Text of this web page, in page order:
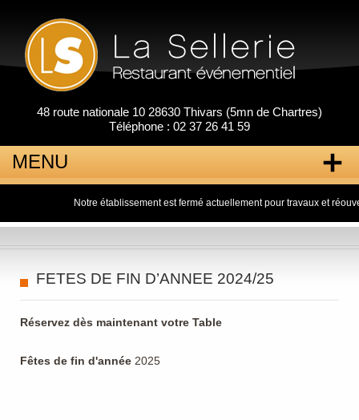
48 route nationale 10 28630 Thivars (5mn de Chartres)
Téléphone : 02 37 26 41 59
MENU
au
Notre établissement est fermé actuellement pour travaux et
FETES DE FIN D’ANNEE 2024/25
Réservez dès maintenant votre Table
Fêtes de fin d'année 2025